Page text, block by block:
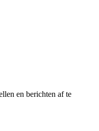
en berichten af te